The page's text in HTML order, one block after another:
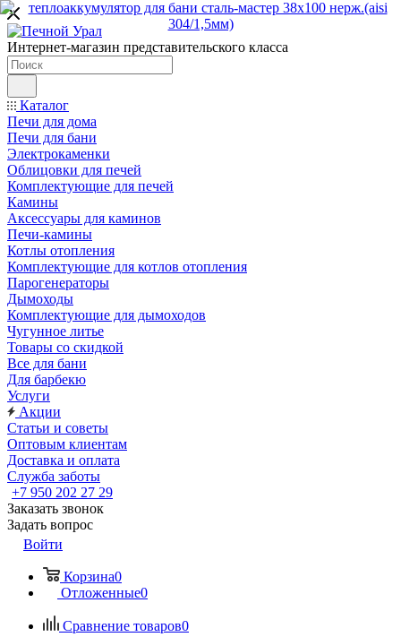
Интернет-магазин представительского класса
Каталог
Печи для дома
Печи для бани
Электрокаменки
Облицовки для печей
Комплектующие для печей
Камины
Аксессуары для каминов
Печи-камины
Котлы отопления
Комплектующие для котлов отопления
Парогенераторы
Дымоходы
Комплектующие для дымоходов
Чугунное литье
Товары со скидкой
Все для бани
Для барбекю
Услуги
Акции
Статьи и советы
Оптовым клиентам
Доставка и оплата
Служба заботы
+7 950 202 27 29
Заказать звонок
Задать вопрос
Войти
Корзина0
Отложенные0
Сравнение товаров0